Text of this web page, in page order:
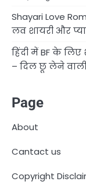
Shayari Love
लव शायरी और
हिंदी में BF के लिए
– दिल छू लेने
Page
About
Cantact us
Copyright